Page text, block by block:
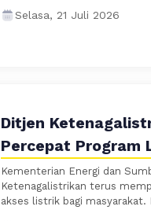
Selasa, 21 Juli 2026
Ditjen
Percepat Program
Kementerian Energi dan
Ketenagalistrikan terus
akses listrik bagi masyarakat.